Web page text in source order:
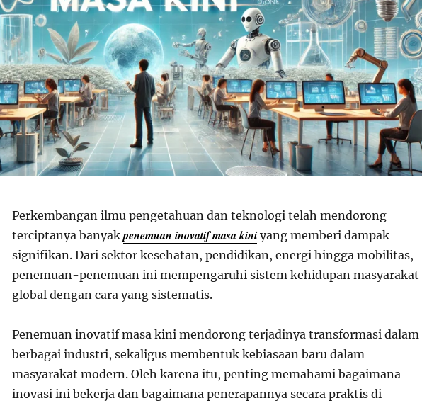
Perkembangan ilmu pengetahuan dan teknologi telah mendorong
terciptanya banyakpenemuan inovatif masa kiniyang memberi dampak
signifikan. Dari sektor kesehatan, pendidikan, energi hingga mobilitas,
penemuan-penemuan ini mempengaruhi sistem kehidupan masyarakat
global dengan cara yang sistematis.
Penemuan inovatif masa kini mendorong terjadinya transformasi dalam
berbagai industri, sekaligus membentuk kebiasaan baru dalam
masyarakat modern. Oleh karena itu, penting memahami bagaimana
inovasi ini bekerja dan bagaimana penerapannya secara praktis di